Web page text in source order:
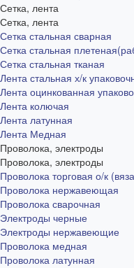
Сетка, лента
Сетка, лента
Сетка стальная сварная
Сетка стальная
Сетка стальная тканая
Лента стальная х/к
Лента оцинкованная
Лента колючая
Лента латунная
Лента Медная
Проволока, электроды
Проволока, электроды
Проволока торговая о/к
Проволока нержавеющая
Проволока сварочная
Электроды черные
Электроды нержавеющие
Проволока медная
Проволока латунная